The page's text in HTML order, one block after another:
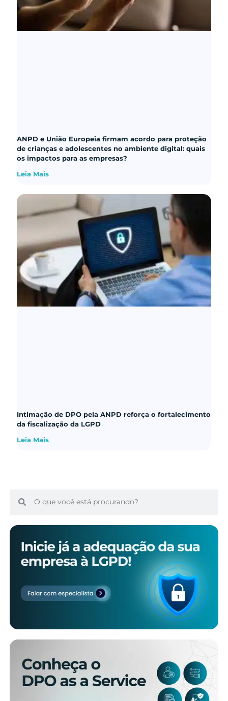
ANPD e União Europeia firmam acordo para proteção
de crianças e adolescentes no ambiente digital: quais
os impactos para as empresas?
Leia Mais
Intimação de DPO pela ANPD reforça o fortalecimento
da fiscalização da LGPD
Leia Mais